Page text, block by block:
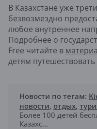
В Казахстане уже
безвозмездно
любое внутреннее
Подробнее о
Free читайте в
детям путешествовать
Новости по тегам:
новости, отдых,
Более 100 детей
Казахс...